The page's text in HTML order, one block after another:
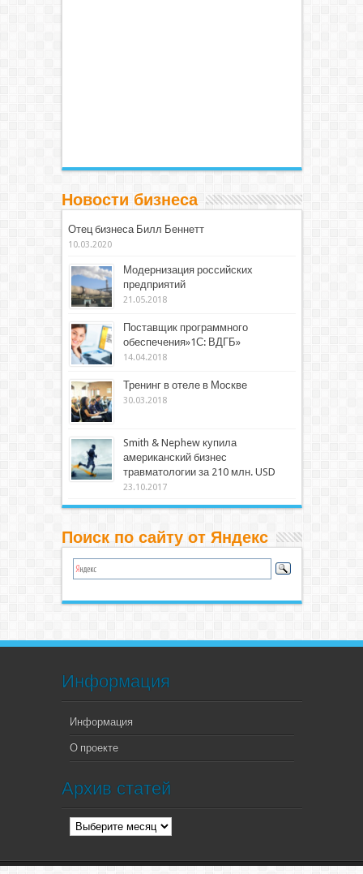
Новости бизнеса
Отец бизнеса Билл Беннетт
10.03.2020
Модернизация российских
предприятий
21.05.2018
Поставщик программного
обеспечения»1С: ВДГБ»
14.04.2018
Тренинг в отеле в Москве
30.03.2018
Smith & Nephew купила
американский бизнес
травматологии за 210 млн. USD
23.10.2017
Поиск по сайту от Яндекс
Информация
Информация
О проекте
Архив статей
Архив
статей